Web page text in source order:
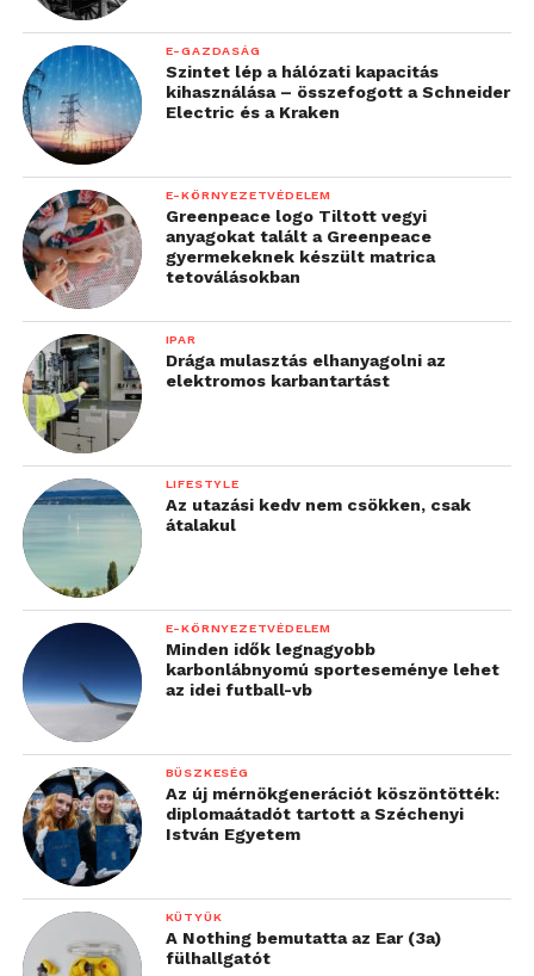
E-GAZDASÁG
Szintet lép a hálózati kapacitás
kihasználása – összefogott a Schneider
Electric és a Kraken
E-KÖRNYEZETVÉDELEM
Greenpeace logo Tiltott vegyi
anyagokat talált a Greenpeace
gyermekeknek készült matrica
tetoválásokban
IPAR
Drága mulasztás elhanyagolni az
elektromos karbantartást
LIFESTYLE
Az utazási kedv nem csökken, csak
átalakul
E-KÖRNYEZETVÉDELEM
Minden idők legnagyobb
karbonlábnyomú sporteseménye lehet
az idei futball-vb
BÜSZKESÉG
Az új mérnökgenerációt köszöntötték:
diplomaátadót tartott a Széchenyi
István Egyetem
KÜTYÜK
A Nothing bemutatta az Ear (3a)
fülhallgatót